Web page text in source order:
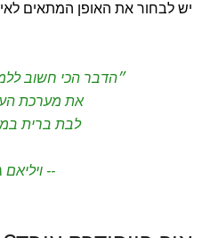
יש לבחור את האופן המתאים
״הדבר הכי חשוב
את מערכת
לבת ברית
-- ויליאם